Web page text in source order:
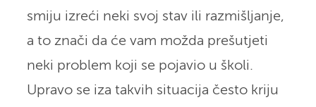
smiju izreći neki svoj stav ili razmišljanje,
a to znači da će vam možda prešutjeti
neki problem koji se pojavio u školi.
Upravo se iza takvih situacija često kriju